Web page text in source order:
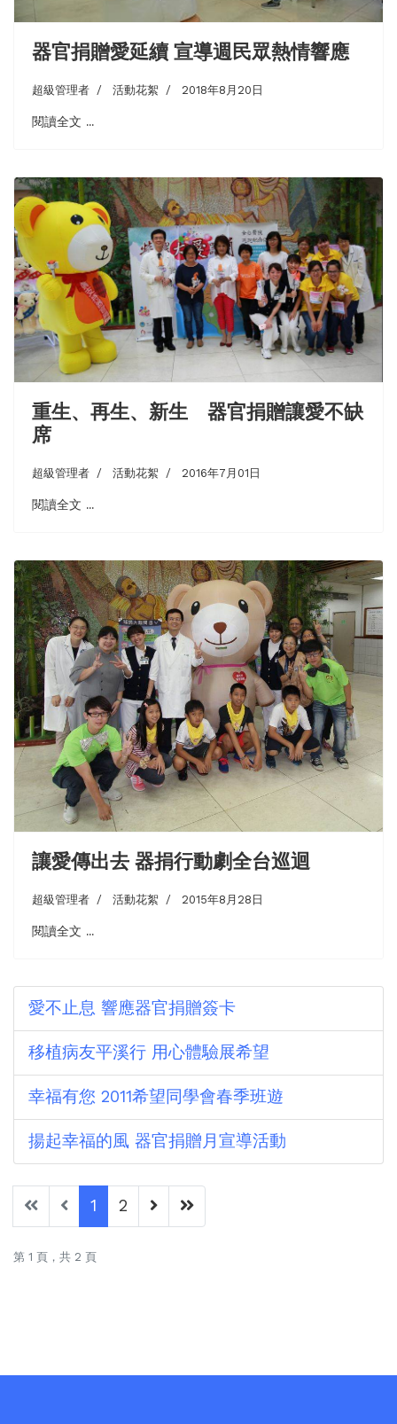
器官捐贈愛延續 宣導週民眾熱情響應
超級管理者 活動花絮 2018年8月20日
閱讀全文 ...
重生、再生、新生 器官捐贈讓愛不缺
席
超級管理者 活動花絮 2016年7月01日
閱讀全文 ...
讓愛傳出去 器捐行動劇全台巡迴
超級管理者 活動花絮 2015年8月28日
閱讀全文 ...
愛不止息 響應器官捐贈簽卡
移植病友平溪行 用心體驗展希望
幸福有您 2011希望同學會春季班遊
揚起幸福的風 器官捐贈月宣導活動
1 2
第 1 頁，共 2 頁